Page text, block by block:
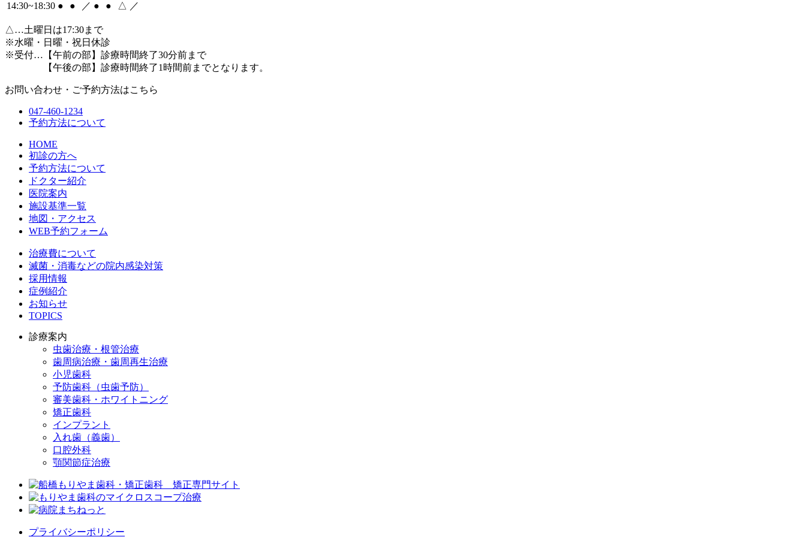
14:30~18:30 ● ● ／ ● ● △ ／
△…土曜日は17:30まで
※水曜・日曜・祝日休診
※受付…【午前の部】診療時間終了30分前まで
【午後の部】診療時間終了1時間前までとなります。
お問い合わせ・ご予約方法はこちら
047-460-1234
予約方法について
HOME
初診の方へ
予約方法について
ドクター紹介
医院案内
施設基準一覧
地図・アクセス
WEB予約フォーム
治療費について
滅菌・消毒などの院内感染対策
採用情報
症例紹介
お知らせ
TOPICS
診療案内
虫歯治療・根管治療
歯周病治療・歯周再生治療
小児歯科
予防歯科（虫歯予防）
審美歯科・ホワイトニング
矯正歯科
インプラント
入れ歯（義歯）
口腔外科
顎関節症治療
プライバシーポリシー